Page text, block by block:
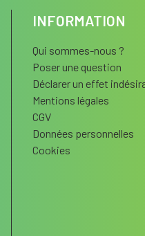
INFORMATION
Qui sommes-nous ?
Poser une question
Déclarer un effet
Mentions légales
CGV
Données personnelles
Cookies